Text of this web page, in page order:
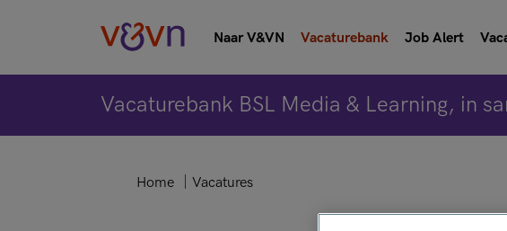
Naar V&VN Vacaturebank Job Alert
Vacaturebank BSL Media & Learning, in
Home Vacatures